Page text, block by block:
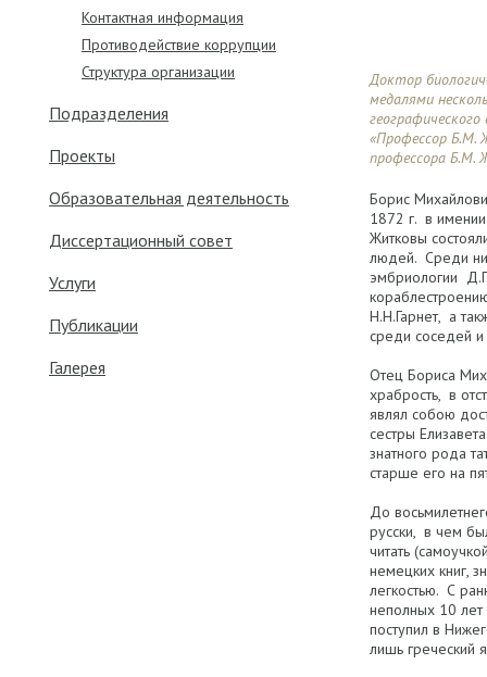
Доктор
медалями
«Профессор Б.М.
профессора Б.М.
Борис
1872 г. в
Житковы
людей. Среди
эмбриологии
Н.Н.Гарнет, а
среди соседей
Отец Бориса
храбрость, в
являл собою
сестры
знатного рода
старше его на
До
русски, в чем
читать
немецких книг,
легкостью. С
неполных 10 лет
поступил в
лишь греческий
Контактная информация
Противодействие коррупции
Структура организации
Подразделения
Проекты
Образовательная деятельность
Диссертационный совет
Услуги
Публикации
Галерея